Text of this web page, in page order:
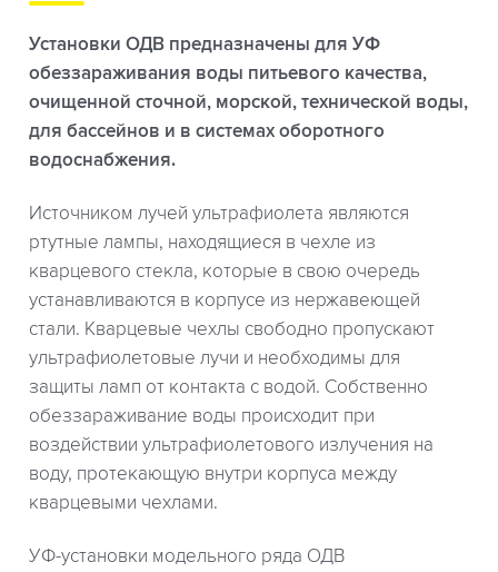
Установки ОДВ предназначены для УФ
обеззараживания воды питьевого качества,
очищенной сточной, морской, технической воды,
для бассейнов и в системах оборотного
водоснабжения.
Источником лучей ультрафиолета являются
ртутные лампы, находящиеся в чехле из
кварцевого стекла, которые в свою очередь
устанавливаются в корпусе из нержавеющей
стали. Кварцевые чехлы свободно пропускают
ультрафиолетовые лучи и необходимы для
защиты ламп от контакта с водой. Собственно
обеззараживание воды происходит при
воздействии ультрафиолетового излучения на
воду, протекающую внутри корпуса между
кварцевыми чехлами.
УФ-установки модельного ряда ОДВ